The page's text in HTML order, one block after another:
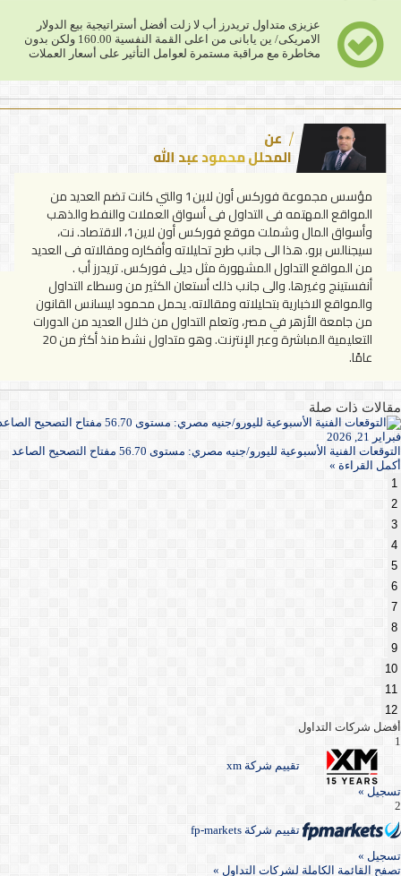
عزيزى متداول تريدرز أب لا زلت أفضل أستراتيجية بيع الدولار
الامريكى/ ين يابانى من اعلى القمة النفسية 160.00 ولكن بدون
مخاطرة مع مراقبة مستمرة لعوامل التأثير على أسعار العملات
عن
المحلل محمود عبد الله
مؤسس مجموعة فوركس أون لاين1 والتي كانت تضم العديد من
المواقع المهتمه فى التداول فى أسواق العملات والنفط والذهب
وأسواق المال وشملت موقع فوركس أون لاين1، الاقتصاد. نت،
سيجنالس برو. هذا الى جانب طرح تحليلاته وأفكاره ومقالاته فى العديد
من المواقع التداول المشهورة مثل ديلى فوركس. تريدرز أب .
أنفستينج وغيرها. والى جانب ذلك أستعان الكثير من وسطاء التداول
والمواقع الاخبارية بتحليلاته ومقالاته. يحمل محمود ليسانس القانون
من جامعة الأزهر في مصر، وتعلم التداول من خلال العديد من الدورات
التعليمية المباشرة وعبر الإنترنت. وهو متداول نشط منذ أكثر من 20
عامًا.
مقالات ذات صلة
فبراير 21, 2026
التوقعات الفنية الأسبوعية لليورو/جنيه مصري: مستوى 56.70 مفتاح التصحيح الصاعد
أكمل القراءة »
1
2
3
4
5
6
7
8
9
10
11
12
أفضل شركات التداول
1
تقييم شركة xm
تسجيل »
2
تقييم شركة fp-markets
تسجيل »
تصفح القائمة الكاملة لشركات التداول »